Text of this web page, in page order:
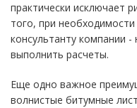
практически исключает
того, при
консультанту компании
выполнить расчеты.
Еще одно важное
волнистые битумные